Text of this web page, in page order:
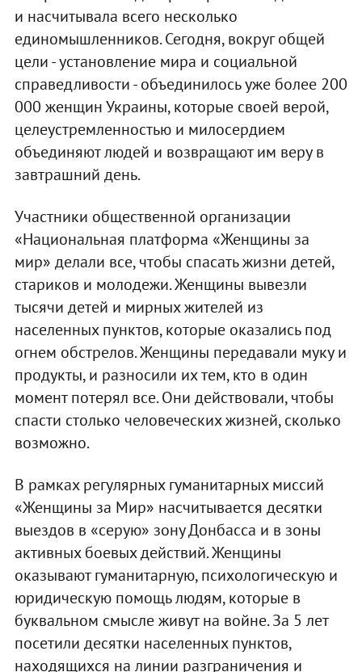
и насчитывала всего несколько
единомышленников. Сегодня, вокруг общей
цели - установление мира и социальной
справедливости - объединилось уже более 200
000 женщин Украины, которые своей верой,
целеустремленностью и милосердием
объединяют людей и возвращают им веру в
завтрашний день.
Участники общественной организации
«Национальная платформа «Женщины за
мир» делали все, чтобы спасать жизни детей,
стариков и молодежи. Женщины вывезли
тысячи детей и мирных жителей из
населенных пунктов, которые оказались под
огнем обстрелов. Женщины передавали муку и
продукты, и разносили их тем, кто в один
момент потерял все. Они действовали, чтобы
спасти столько человеческих жизней, сколько
возможно.
В рамках регулярных гуманитарных миссий
«Женщины за Мир» насчитывается десятки
выездов в «серую» зону Донбасса и в зоны
активных боевых действий. Женщины
оказывают гуманитарную, психологическую и
юридическую помощь людям, которые в
буквальном смысле живут на войне. За 5 лет
посетили десятки населенных пунктов,
находящихся на линии разграничения и